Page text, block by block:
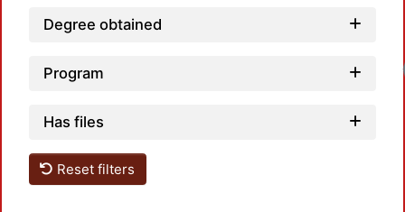
Degree obtained
Program
Has files
Reset filters